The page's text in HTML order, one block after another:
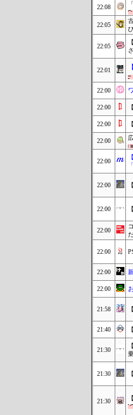
22:08
22:05
22:05
22:01
22:00
22:00
22:00
22:00
22:00
22:00
22:00
22:00
22:00
22:00
22:00
21:58
21:40
21:30
21:30
21:30